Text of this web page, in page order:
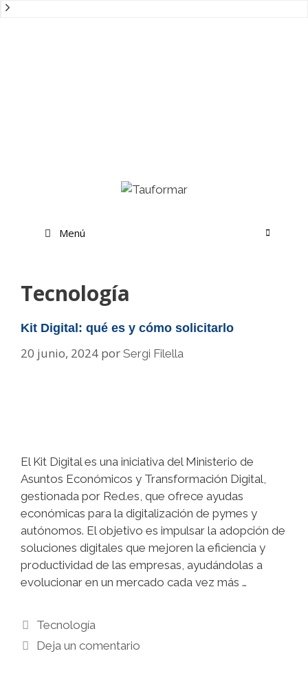
Saltar
Menú
Tecnología
Kit Digital: qué es y cómo solicitarlo
20 junio, 2024 por Sergi Filella
El Kit Digital es una iniciativa del Ministerio de
Asuntos Económicos y Transformación Digital,
gestionada por Red.es, que ofrece ayudas
económicas para la digitalización de pymes y
autónomos. El objetivo es impulsar la adopción de
soluciones digitales que mejoren la eficiencia y
productividad de las empresas, ayudándolas a
evolucionar en un mercado cada vez más …
Categorías
Tecnología
Deja un comentario